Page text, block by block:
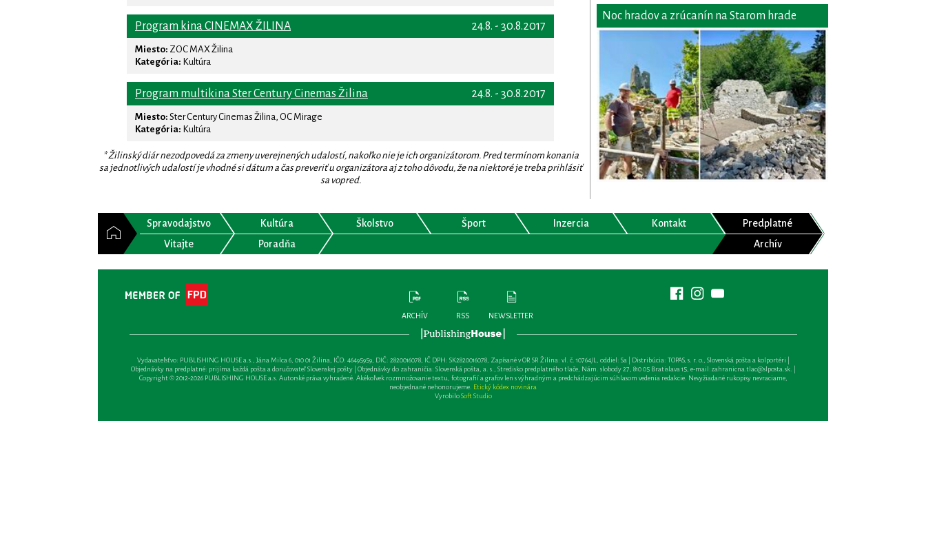
24.8. - 30.8.2017
Program kina CINEMAX ŽILINA
Miesto: ZOC MAX Žilina
Kategória: Kultúra
24.8. - 30.8.2017
Program multikina Ster Century Cinemas Žilina
Miesto: Ster Century Cinemas Žilina, OC Mirage
Kategória: Kultúra
* Žilinský diár nezodpovedá za zmeny uverejnených udalostí, nakoľko nie je ich organizátorom. Pred termínom konania
sa jednotlivých udalostí je vhodné si dátum a čas preveriť u organizátora aj z toho dôvodu, že na niektoré je treba prihlásiť
sa vopred.
Noc hradov a zrúcanín na Starom hrade
Spravodajstvo Kultúra Školstvo Šport Inzercia Kontakt
Predplatné
Vitajte
Poradňa Archív
ARCHÍV RSS NEWSLETTER
Vydavateľsťvo: PUBLISHING HOUSE a.s., Jána Milca 6, 010 01 Žilina, IČO: 46495959, DIČ: 2820016078, IČ DPH: SK2820016078, Zapísané v OR SR Žilina: vl. č. 10764/L, oddiel: Sa | Distribúcia: TOPAS, s. r. o., Slovenská pošta a kolportéri |
Objednávky na predplatné: prijíma každá pošta a doručovateľ Slovenskej pošty | Objednávky do zahraničia: Slovenská pošta, a. s., Stredisko predplatného tlače, Nám. slobody 27, 810 05 Bratislava 15, e-mail:zahranicna.tlac@slposta.sk. |
Copyright © 2012-2026 PUBLISHING HOUSE a.s. Autorské práva vyhradené. Akékoľvek rozmnožovanie textu, fotografií a grafov len s výhradným a predchádzajúcim súhlasom vedenia redakcie. Nevyžiadané rukopisy nevraciame,
neobjednané nehonorujeme. Etický kódex novinára
VyrobiloSoft Studio